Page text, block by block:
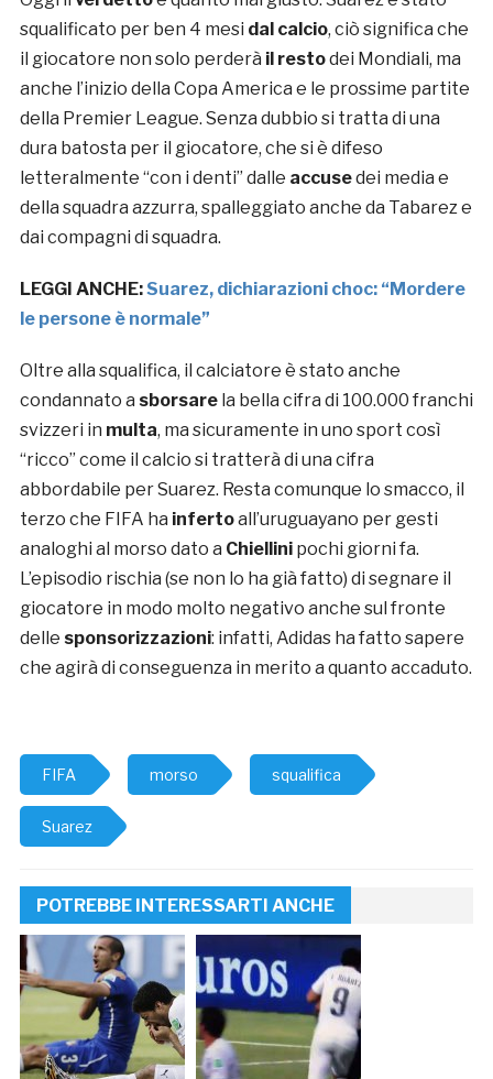
squalificato per ben 4 mesi dal calcio, ciò significa che
il giocatore non solo perderà il restodei Mondiali, ma
anche l’inizio della Copa America e le prossime partite
della Premier League. Senza dubbio si tratta di una
dura batosta per il giocatore, che si è difeso
letteralmente “con i denti” dalle accusedei media e
della squadra azzurra, spalleggiato anche da Tabarez e
dai compagni di squadra.
LEGGI ANCHE:Suarez, dichiarazioni choc: “Mordere
le persone è normale”
Oltre alla squalifica, il calciatore è stato anche
condannato a sborsarela bella cifra di 100.000 franchi
svizzeri in multa, ma sicuramente in uno sport così
“ricco” come il calcio si tratterà di una cifra
abbordabile per Suarez. Resta comunque lo smacco, il
terzo che FIFA ha infertoall’uruguayano per gesti
analoghi al morso dato a Chiellinipochi giorni fa.
L’episodio rischia (se non lo ha già fatto) di segnare il
giocatore in modo molto negativo anche sul fronte
delle sponsorizzazioni: infatti, Adidas ha fatto sapere
che agirà di conseguenza in merito a quanto accaduto.
FIFA morso squalifica
Suarez
POTREBBE INTERESSARTI ANCHE